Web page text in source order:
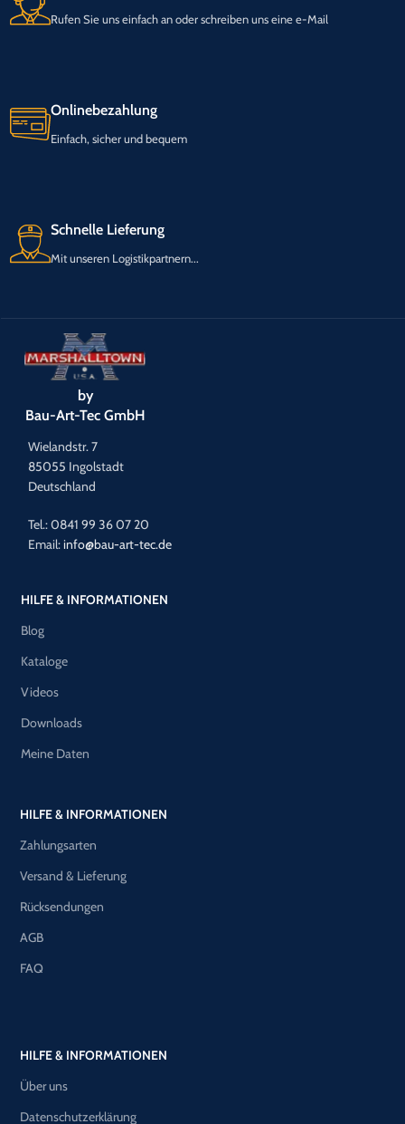
Rufen Sie uns einfach an oder schreiben uns eine e-Mail
Onlinebezahlung
Einfach, sicher und bequem
Schnelle Lieferung
Mit unseren Logistikpartnern...
by
Bau-Art-Tec GmbH
Wielandstr. 7
85055 Ingolstadt
Deutschland
Tel.: 0841 99 36 07 20
Email:info@bau-art-tec.de
HILFE & INFORMATIONEN
Blog
Kataloge
Videos
Downloads
Meine Daten
HILFE & INFORMATIONEN
Zahlungsarten
Versand & Lieferung
Rücksendungen
AGB
FAQ
HILFE & INFORMATIONEN
Über uns
Datenschutzerklärung